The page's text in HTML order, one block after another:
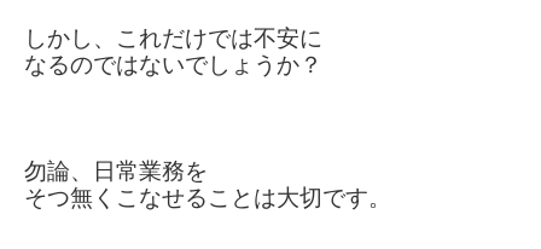
しかし、これだけでは不安に
なるのではないでしょうか？
勿論、日常業務を
そつ無くこなせることは大切です。